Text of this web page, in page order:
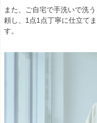
また、ご自宅で手洗いで洗
頼し、1点1点丁寧に仕立て
す。